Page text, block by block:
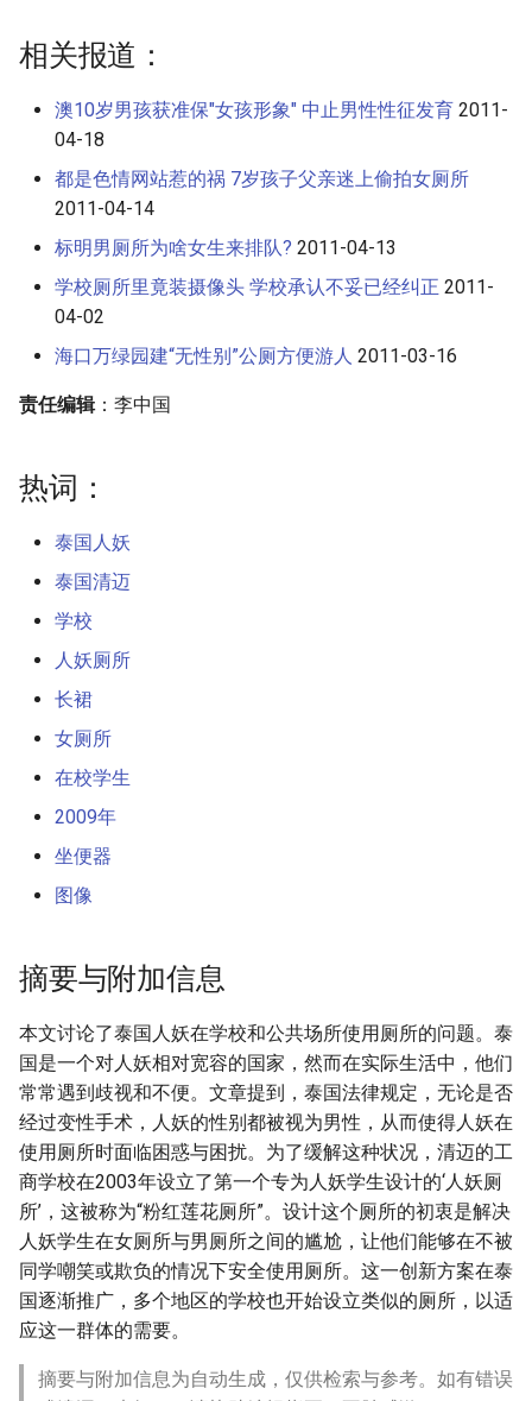
相关报道：
澳10岁男孩获准保"女孩形象" 中止男性性征发育 2011-
04-18
都是色情网站惹的祸 7岁孩子父亲迷上偷拍女厕所
2011-04-14
标明男厕所为啥女生来排队? 2011-04-13
学校厕所里竟装摄像头 学校承认不妥已经纠正 2011-
04-02
海口万绿园建“无性别”公厕方便游人 2011-03-16
责任编辑：李中国
热词：
泰国人妖
泰国清迈
学校
人妖厕所
长裙
女厕所
在校学生
2009年
坐便器
图像
摘要与附加信息
本文讨论了泰国人妖在学校和公共场所使用厕所的问题。泰
国是一个对人妖相对宽容的国家，然而在实际生活中，他们
常常遇到歧视和不便。文章提到，泰国法律规定，无论是否
经过变性手术，人妖的性别都被视为男性，从而使得人妖在
使用厕所时面临困惑与困扰。为了缓解这种状况，清迈的工
商学校在2003年设立了第一个专为人妖学生设计的‘人妖厕
所’，这被称为“粉红莲花厕所”。设计这个厕所的初衷是解决
人妖学生在女厕所与男厕所之间的尴尬，让他们能够在不被
同学嘲笑或欺负的情况下安全使用厕所。这一创新方案在泰
国逐渐推广，多个地区的学校也开始设立类似的厕所，以适
应这一群体的需要。
摘要与附加信息为自动生成，仅供检索与参考。如有错误